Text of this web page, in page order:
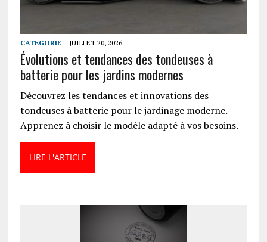
CATEGORIE JUILLET 20, 2026
Évolutions et tendances des tondeuses à
batterie pour les jardins modernes
Découvrez les tendances et innovations des
tondeuses à batterie pour le jardinage moderne.
Apprenez à choisir le modèle adapté à vos besoins.
LIRE L'ARTICLE